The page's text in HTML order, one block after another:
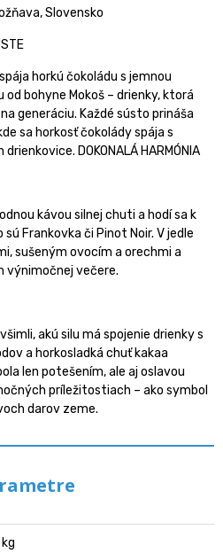
Slovensko
horkú čokoládu s jemnou
bohyne Mokoš – drienky, ktorá
generáciu. Každé sústo prináša
sa horkosť čokolády spája s
DOKONALÁ HARMÓNIA
kávou silnej chuti a hodí sa k
Frankovka či Pinot Noir. V jedle
sušeným ovocím a orechmi a
výnimočnej večere.
akú silu má spojenie drienky s
a horkosladká chuť kakaa
len potešením, ale aj oslavou
príležitostiach – ako symbol
darov zeme.